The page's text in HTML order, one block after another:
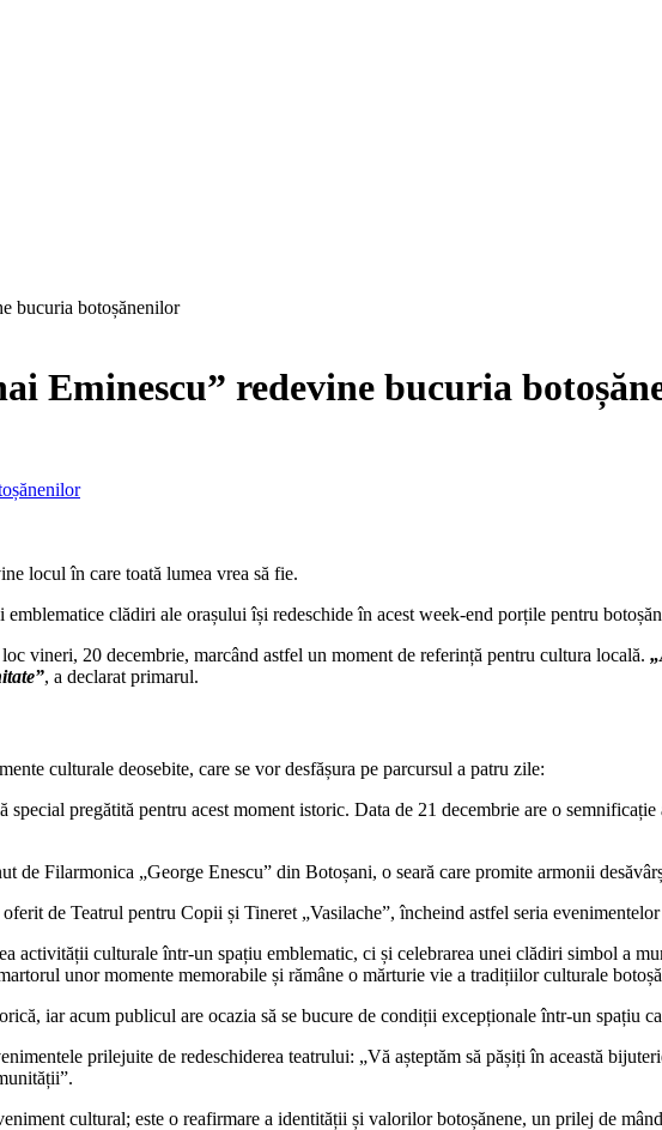
bucuria botoșănenilor
Eminescu” redevine bucuria
locul în care toată lumea vrea să fie.
clădiri ale orașului își redeschide în acest week-end porțile pentru
vineri, 20 decembrie, marcând astfel un moment de referință pentru cultura locală.
, a declarat primarul.
culturale deosebite, care se vor desfășura pe parcursul a patru zile:
special pregătită pentru acest moment istoric. Data de 21 decembrie are o
Filarmonica „George Enescu” din Botoșani, o seară care promite armonii
de Teatrul pentru Copii și Tineret „Vasilache”, încheind astfel seria
activității culturale într-un spațiu emblematic, ci și celebrarea unei clădiri simbol a
unor momente memorabile și rămâne o mărturie vie a tradițiilor culturale
iar acum publicul are ocazia să se bucure de condiții excepționale într-un spațiu
prilejuite de redeschiderea teatrului: „Vă așteptăm să pășiți în această
cultural; este o reafirmare a identității și valorilor botoșănene, un prilej de